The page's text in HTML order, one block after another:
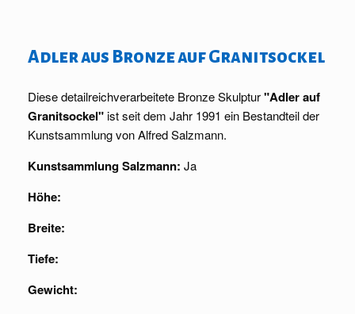
Adler aus Bronze auf Granitsockel
Diese detailreichverarbeitete Bronze Skulptur"Adler auf
Granitsockel"ist seit dem Jahr 1991 ein Bestandteil der
Kunstsammlung von Alfred Salzmann.
Kunstsammlung Salzmann: Ja
Höhe:
Breite:
Tiefe:
Gewicht: